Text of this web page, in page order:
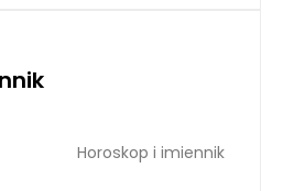
Horoskop i imiennik